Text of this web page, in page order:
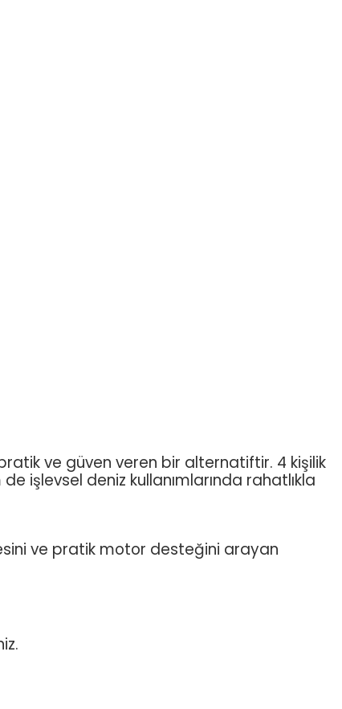
ve güven veren bir alternatiftir. 4 kişilik
işlevsel deniz kullanımlarında rahatlıkla
ve pratik motor desteğini arayan